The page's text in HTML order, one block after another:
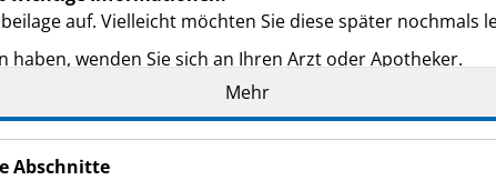
auf. Vielleicht möchten Sie diese später nochmals
haben, wenden Sie sich an Ihren Arzt oder Apotheker.
Ihnen persönlich verschrieben. Geben Sie es nicht an
auch wenn diese die gleichen Beschwerden haben
bemerken, wenden Sie sich an Ihren Arzt oder
Mehr
Abschnitte